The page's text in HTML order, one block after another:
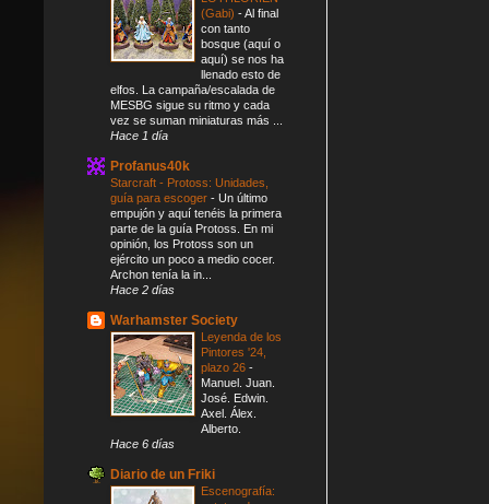
(Gabi) -Al final
con tanto
bosque (aquí o
aquí) se nos ha
llenado esto de
elfos. La campaña/escalada de
MESBG sigue su ritmo y cada
vez se suman miniaturas más ...
Hace 1 día
Profanus40k
Starcraft - Protoss: Unidades,
guía para escoger - Un último
empujón y aquí tenéis la primera
parte de la guía Protoss. En mi
opinión, los Protoss son un
ejército un poco a medio cocer.
Archon tenía la in...
Hace 2 días
Warhamster Society
Leyenda de los
Pintores '24,
plazo 26 -
Manuel. Juan.
José. Edwin.
Axel. Álex.
Alberto.
Hace 6 días
Diario de un Friki
Escenografía: